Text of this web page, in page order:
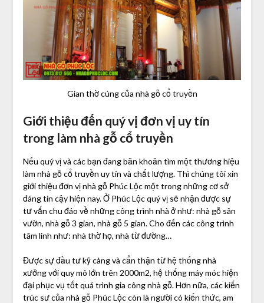
Gian thờ cúng của nhà gỗ cổ truyền
Giới thiệu đến quý vị đơn vị uy tín
trong làm nhà gỗ cổ truyền
Nếu quý vị và các bạn đang băn khoăn tìm một thương hiệu
làm nhà gỗ cổ truyền uy tín và chất lượng. Thì chúng tôi xin
giới thiệu đơn vị nhà gỗ Phúc Lộc một trong những cơ sở
đáng tin cậy hiện nay. Ở Phúc Lộc quý vị sẽ nhận được sự
tư vấn chu đáo về những công trình nhà ở như: nhà gỗ sân
vườn, nhà gỗ 3 gian, nhà gỗ 5 gian. Cho đến các công trình
tâm linh như: nhà thờ họ, nhà từ đường…
Được sự đầu tư kỹ càng và cẩn thận từ hệ thống nhà
xưởng với quy mô lớn trên 2000m2, hệ thống máy móc hiện
đại phục vụ tốt quá trình gia công nhà gỗ. Hơn nữa, các kiến
trúc sư của nhà gỗ Phúc Lộc còn là người có kiến thức, am